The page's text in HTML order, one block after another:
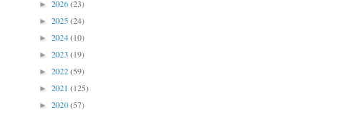
► 2026(23)
► 2025(24)
► 2024(10)
► 2023 (19)
► 2022(59)
► 2021 (125)
► 2020(57)